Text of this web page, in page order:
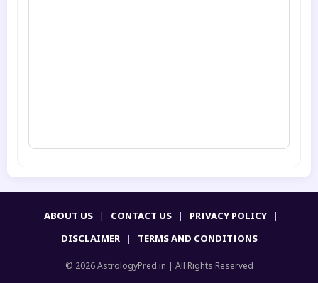
ABOUT US CONTACT US PRIVACY POLICY
DISCLAIMER
TERMS AND CONDITIONS
© 2026 AstrologyPred.in | All Rights Reserved